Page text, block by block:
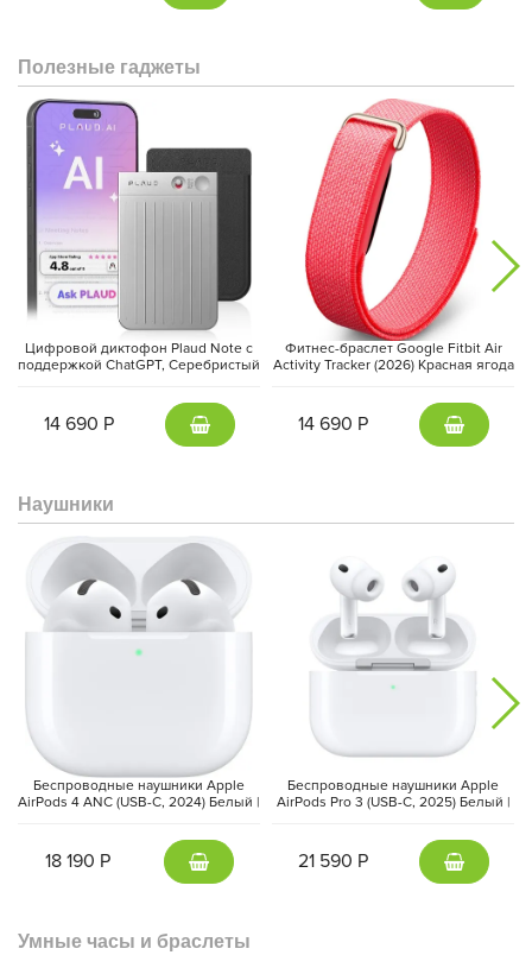
Аккумулятор и зарядка:
Xiaomi 15 Ultra не подведет в самый
ответственный момент благодаря емкой батарее на 5410 мАч.
А сверхбыстрая зарядка HyperCharge 90 Вт позволит
полностью зарядить смартфон за считанные минуты.
Беспроводная зарядка 80 Вт и обратная зарядка добавляют
Xiaomi 15 Ultra оснащен всеми
современными технологиями: 5G, Wi-Fi 7, Bluetooth 5.4, NFC,
USB Type-C 3.2 Gen 2. Защита от воды и пыли по стандарту IP68
и ультразвуковой сканер отпечатков пальцев обеспечивают
безопасность и надежность.
Полезные гаджеты
Цифровой диктофон Plaud Note с
поддержкой ChatGPT, Серебристый
14 690 Р
Фитнес-браслет Google Fitbit Air
Activity Tracker (2026) Красная ягода
14 690 Р
Наушники
Беспроводные наушники Apple
AirPods 4 ANC (USB-C, 2024) Белый |
18 190 Р
Беспроводные наушники Apple
AirPods Pro 3 (USB-C, 2025) Белый |
21 590 Р
Умные часы и браслеты